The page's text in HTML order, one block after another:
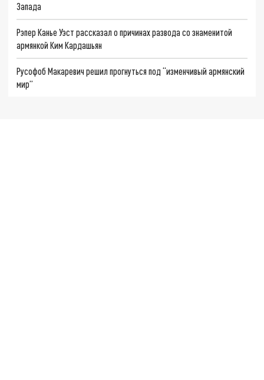
Запада
Рэпер Канье Уэст рассказал о причинах развода со знаменитой
армянкой Ким Кардашьян
Русофоб Макаревич решил прогнуться под “изменчивый армянский
мир”